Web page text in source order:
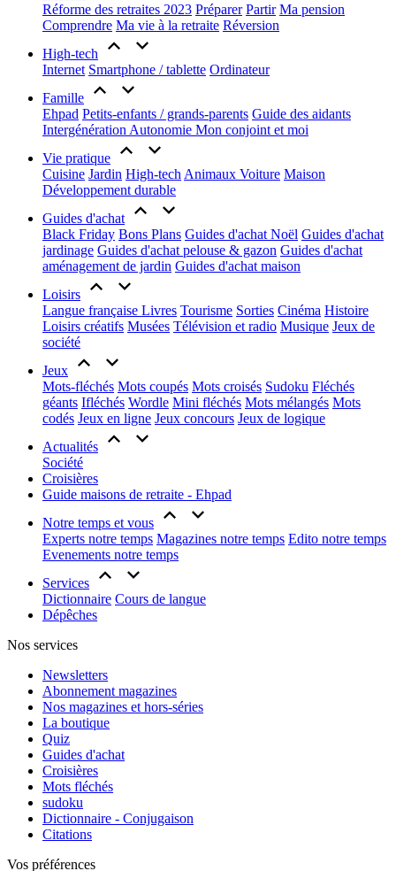
Réforme des retraites 2023 Préparer Partir Ma pension
Comprendre Ma vie à la retraite Réversion
High-tech
Internet Smartphone / tablette Ordinateur
Famille
Ehpad Petits-enfants / grands-parents Guide des aidants
Intergénération Autonomie Mon conjoint et moi
Vie pratique
Cuisine Jardin High-tech Animaux Voiture Maison
Développement durable
Guides d'achat
Black Friday Bons Plans Guides d'achat Noël Guides d'achat
jardinage Guides d'achat pelouse & gazon Guides d'achat
aménagement de jardin Guides d'achat maison
Loisirs
Langue française Livres Tourisme Sorties Cinéma Histoire
Loisirs créatifs Musées Télévision et radio Musique Jeux de
société
Jeux
Mots-fléchés Mots coupés Mots croisés Sudoku Fléchés
géants Ifléchés Wordle Mini fléchés Mots mélangés Mots
codés Jeux en ligne Jeux concours Jeux de logique
Actualités
Société
Croisières
Guide maisons de retraite - Ehpad
Notre temps et vous
Experts notre temps Magazines notre temps Edito notre temps
Evenements notre temps
Services
Dictionnaire Cours de langue
Dépêches
Nos services
Newsletters
Abonnement magazines
Nos magazines et hors-séries
La boutique
Quiz
Guides d'achat
Croisières
Mots fléchés
sudoku
Dictionnaire - Conjugaison
Citations
Vos préférences